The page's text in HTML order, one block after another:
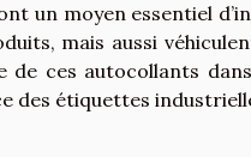
un moyen essentiel
mais aussi
de ces autocollants
des étiquettes